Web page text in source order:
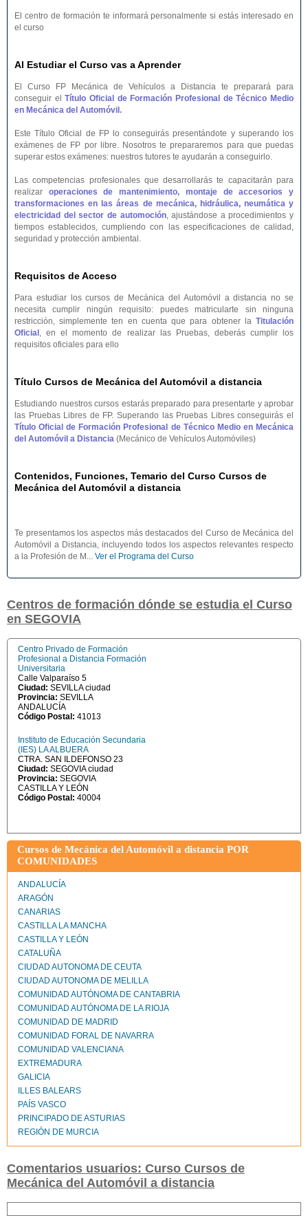
El centro de formación te informará personalmente si estás interesado en
el curso
Al Estudiar el Curso vas a Aprender
El Curso FP Mecánica de Vehículos a Distancia te preparará para
conseguir elTítulo Oficial de Formación Profesional de Técnico Medio
en Mecánica del Automóvil.
Este Título Oficial de FP lo conseguirás presentándote y superando los
exámenes de FP por libre. Nosotros te prepararemos para que puedas
superar estos exámenes: nuestros tutores te ayudarán a conseguirlo.
Las competencias profesionales que desarrollarás te capacitarán para
realizar operaciones de mantenimiento, montaje de accesorios y
transformaciones en las áreas de mecánica, hidráulica, neumática y
electricidad del sector de automoción, ajustándose a procedimientos y
tiempos establecidos, cumpliendo con las especificaciones de calidad,
seguridad y protección ambiental.
Requisitos de Acceso
Para estudiar los cursos de Mecánica del Automóvil a distancia no se
necesita cumplir ningún requisito: puedes matricularte sin ninguna
restricción, simplemente ten en cuenta que para obtener la Titulación
Oficial , en el momento de realizar las Pruebas, deberás cumplir los
requisitos oficiales para ello
Título Cursos de Mecánica del Automóvil a distancia
Estudiando nuestros cursos estarás preparado para presentarte y aprobar
las Pruebas Libres de FP. Superando las Pruebas Libres conseguirás el
Título Oficial de Formación Profesional de Técnico Medio en Mecánica
del Automóvil a Distancia (Mecánico de Vehículos Automóviles)
Contenidos, Funciones, Temario del Curso Cursos de
Mecánica del Automóvil a distancia
Te presentamos los aspectos más destacados del Curso de Mecánica del
Automóvil a Distancia, incluyendo todos los aspectos relevantes respecto
a la Profesión de M... Ver el Programa del Curso
Centros de formación dónde se estudia el Curso
en SEGOVIA
Centro Privado de Formación
Profesional a Distancia Formación
Universitaria
Calle Valparaíso 5
Ciudad: SEVILLA ciudad
Provincia: SEVILLA
ANDALUCÍA
Código Postal: 41013
Instituto de Educación Secundaria
(IES) LA ALBUERA
CTRA. SAN ILDEFONSO 23
Ciudad: SEGOVIA ciudad
Provincia: SEGOVIA
CASTILLA Y LEÓN
Código Postal: 40004
Cursos de Mecánica del Automóvil a distancia POR
COMUNIDADES
ANDALUCÍA
ARAGÓN
CANARIAS
CASTILLA LA MANCHA
CASTILLA Y LEÓN
CATALUÑA
CIUDAD AUTONOMA DE CEUTA
CIUDAD AUTONOMA DE MELILLA
COMUNIDAD AUTÓNOMA DE CANTABRIA
COMUNIDAD AUTÓNOMA DE LA RIOJA
COMUNIDAD DE MADRID
COMUNIDAD FORAL DE NAVARRA
COMUNIDAD VALENCIANA
EXTREMADURA
GALICIA
ILLES BALEARS
PAÍS VASCO
PRINCIPADO DE ASTURIAS
REGIÓN DE MURCIA
Comentarios usuarios: Curso Cursos de
Mecánica del Automóvil a distancia